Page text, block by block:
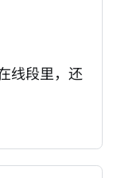
线段里，还